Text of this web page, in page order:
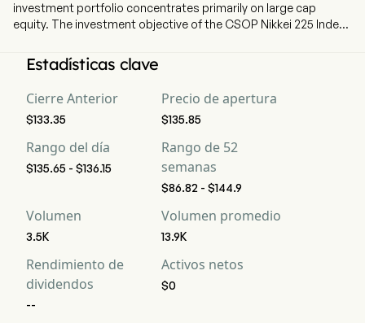
investment portfolio concentrates primarily on large cap
equity. The investment objective of the CSOP Nikkei 225 Index
fees and expenses, closely correspond to the performance of
the Nikkei Stock Average Index (net total return version) (the
Estadísticas clave
Cierre Anterior
$133.35
Precio de apertura
$135.85
Rango del día
$135.65 - $136.15
Rango de 52
semanas
$86.82 - $144.9
Volumen
3.5K
Volumen promedio
13.9K
Rendimiento de
dividendos
--
Activos netos
$0